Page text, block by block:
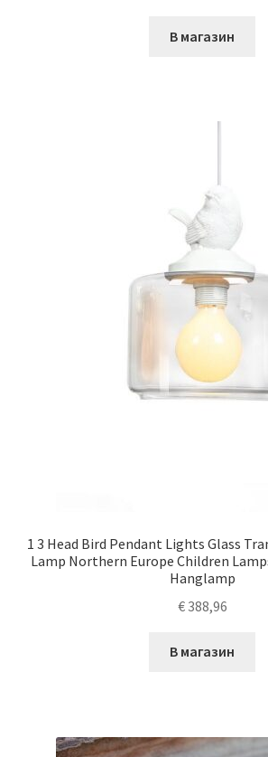
В магазин
1 3 Head Bird Pendant Lights Glass
Lamp Northern Europe Children
Hanglamp
€388,96
В магазин